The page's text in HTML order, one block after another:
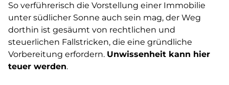
So verführerisch die Vorstellung einer Immobilie
unter südlicher Sonne auch sein mag, der Weg
dorthin ist gesäumt von rechtlichen und
steuerlichen Fallstricken, die eine gründliche
Vorbereitung erfordern. Unwissenheit kann hier
teuer werden.